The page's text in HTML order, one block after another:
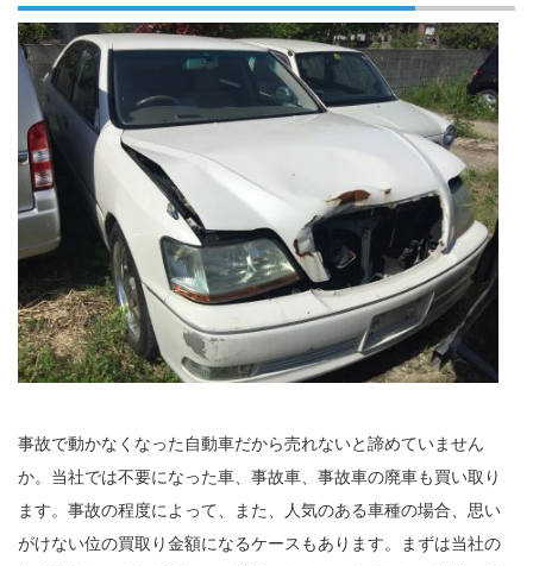
事故で動かなくなった自動車だから売れないと諦めていません
か。当社では不要になった車、事故車、事故車の廃車も買い取り
ます。事故の程度によって、また、人気のある車種の場合、思い
がけない位の買取り金額になるケースもあります。まずは当社の